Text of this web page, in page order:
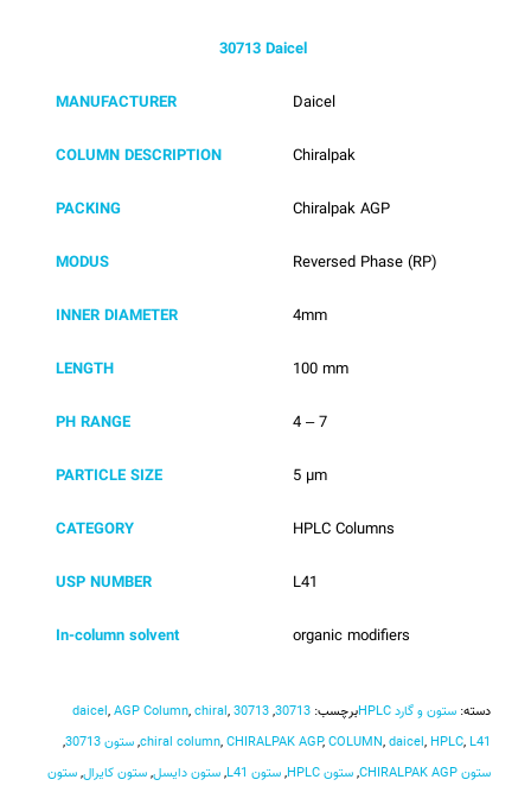
30713 Daicel
MANUFACTURER Daicel
COLUMN DESCRIPTION Chiralpak
PACKING Chiralpak AGP
MODUS Reversed Phase (RP)
INNER DIAMETER 4mm
LENGTH 100 mm
PH RANGE 4 – 7
PARTICLE SIZE 5 µm
CATEGORY HPLC Columns
USP NUMBER L41
In-column solvent organic modifiers
دسته: ستون و گارد HPLC برچسب: 30713
,
30713 daicel
,AGP Column,chiral,
chiral column,CHIRALPAK AGP,COLUMN,daicel,HPLC,L41
,ستون 30713
,
ستون CHIRALPAK AGP
,ستون HPLC ,ستون L41 ,ستون دایسل,ستون کایرال,ستون